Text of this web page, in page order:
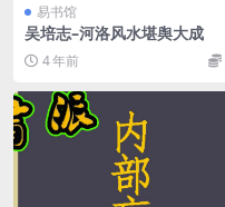
易书馆
吴培志–河洛风水堪舆大成
4 年前